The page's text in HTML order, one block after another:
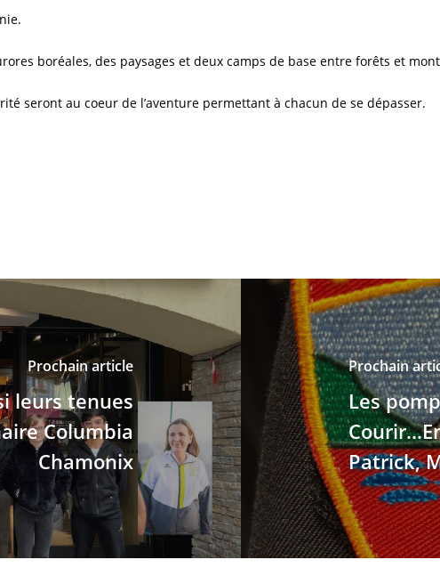
boréales, des paysages et deux camps de base entre forêts et
seront au coeur de l’aventure permettant à chacun de se dépasser.
Prochain article
leurs tenues
Columbia
Chamonix
Prochain
Les
Patrick,